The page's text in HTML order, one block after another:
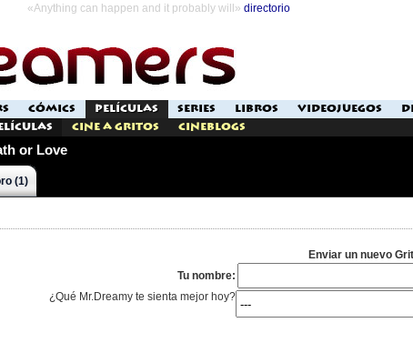
«Anything can happen and it probably will» directorio
CÓMICS PELÍCULAS SERIES LIBROS VIDEOJUEGOS
Cine a Gritos Cineblogs
or Love
(1)
Enviar un nuevo
Tu nombre:
¿Qué Mr.Dreamy te sienta mejor hoy?